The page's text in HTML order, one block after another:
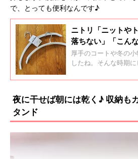
で、とっても便利なんです♪
ニトリ「ニットや
落ちない」「こん
ハンガー4選
厚手のコートや冬の
したね。そんな時期
出しやすいと、とっ
ガーをご紹介します。
夜に干せば朝には乾く♪ 収納も
タンド